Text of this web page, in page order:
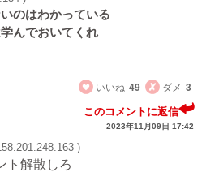
のはわかっている
んでおいてくれ
いいね 49 ダメ 3
このコメントに返信
2023年11月09日 17:42
)
解散しろ